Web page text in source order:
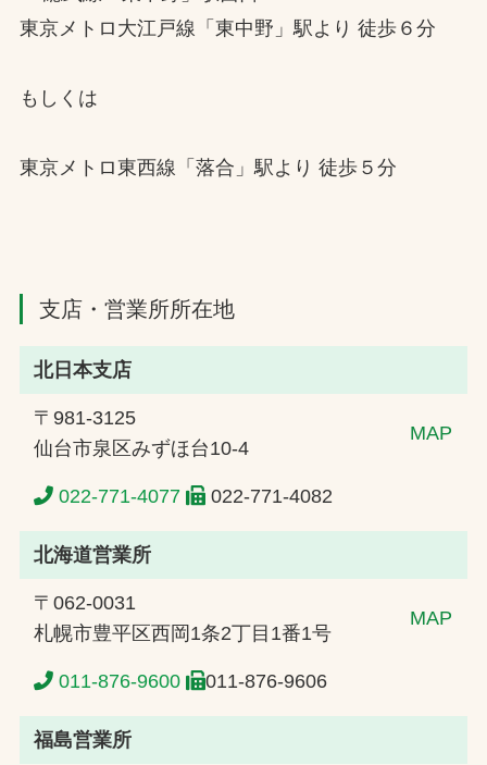
東京メトロ大江戸線「東中野」駅より 徒歩６分
もしくは
東京メトロ東西線「落合」駅より 徒歩５分
支店・営業所所在地
北日本支店
〒981-3125
仙台市泉区みずほ台10-4
MAP
022-771-4077 022-771-4082
北海道営業所
〒062-0031
札幌市豊平区西岡1条2丁目1番1号
MAP
011-876-9600 011-876-9606
福島営業所